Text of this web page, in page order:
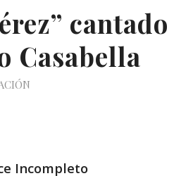
cantado
Casabella
Incompleto